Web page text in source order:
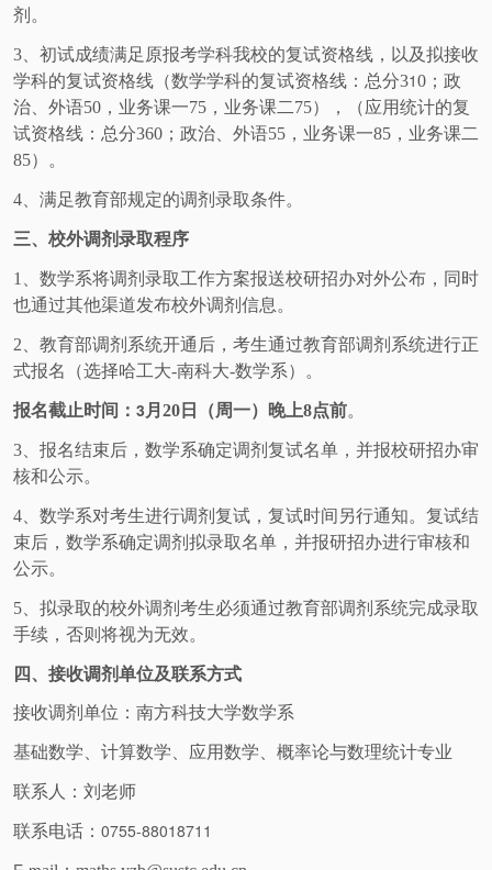
剂。
3、初试成绩满足原报考学科我校的复试资格线，以及拟接收
学科的复试资格线（数学学科的复试资格线：总分310；政
治、外语50，业务课一75，业务课二75），（应用统计的复
试资格线：总分360；政治、外语55，业务课一85，业务课二
85）。
4、满足教育部规定的调剂录取条件。
三、校外调剂录取程序
1
、数学系将调剂录取工作方案报送校研招办对外公布，同时
也通过其他渠道发布校外调剂信息。
2 、教育部调剂系统开通后，考生通过教育部调剂系统进行正
式报名（选择哈工大-南科大-数学系） 。
报名截止时间： 3 月 20日（周一）晚上8点前。
3、报名结束后，数学系确定调剂复试名单，并报校研招办审
核和公示。
4、数学系对考生进行调剂复试，复试时间另行通知。复试结
束后，数学系确定调剂拟录取名单，并报研招办进行审核和
公示。
5、拟录取的校外调剂考生必须通过教育部调剂系统完成录取
手续，否则将视为无效。
四、接收调剂单位及联系方式
接收调剂单位：南方科技大学数学系
基础数学、计算数学、应用数学、概率论与数理统计专业
联系人：刘老师
联系电话： 0755-88018711